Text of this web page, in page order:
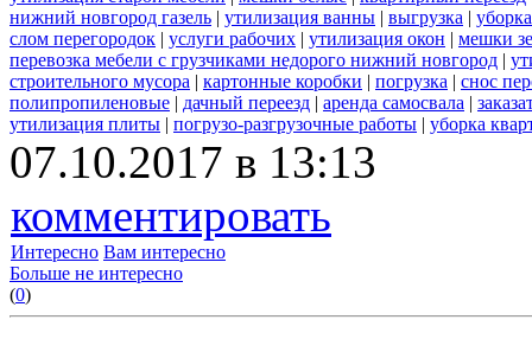
нижний новгород газель | утилизация ванны | выгрузка |
слом перегородок | услуги рабочих | утилизация окон | мешки
перевозка мебели с грузчиками недорого нижний новгород |
строительного мусора | картонные коробки | погрузка | снос
полипропиленовые | дачный переезд | аренда самосвала |
утилизация плиты | погрузо-разгрузочные работы | уборка
07.10.2017 в 13:13
комментировать
Интересно Вам интересно
Больше не интересно
(0)